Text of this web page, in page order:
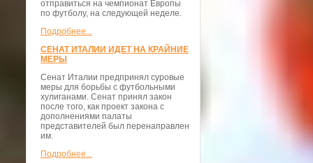
отправиться на чемпионат Европы
по футболу, на следующей неделе.
Подробнее...
СЕНАТ ИТАЛИИ ИДЕТ НА КРАЙНИЕ
МЕРЫ
Сенат Италии предпринял суровые
меры для борьбы с футбольными
хулиганами. Сенат принял закон
после того, как проект закона с
дополнениями палаты
представителей был перенаправлен
им.
Подробнее...